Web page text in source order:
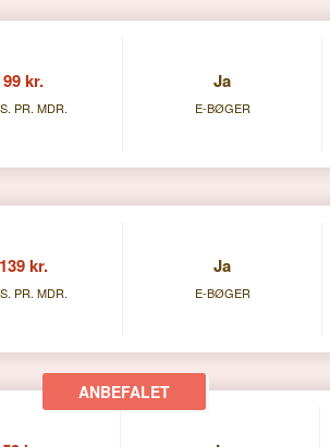
99 kr.
PR. MDR.
Ja
E-BØGER
139 kr.
PR. MDR.
Ja
E-BØGER